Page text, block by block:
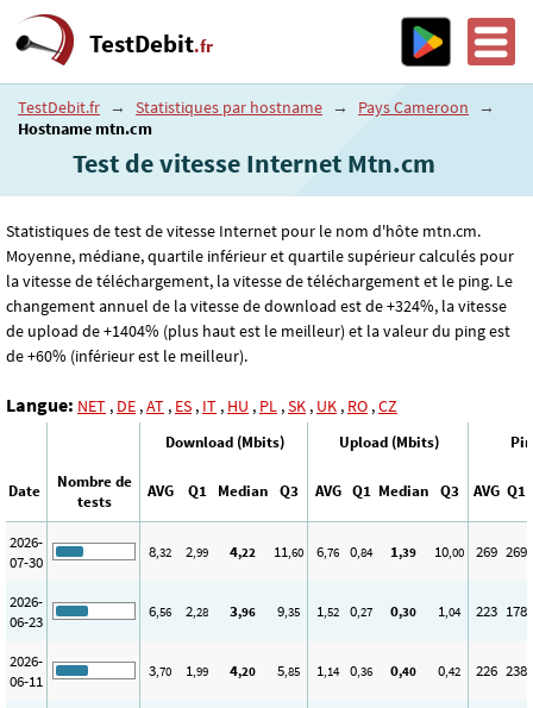
TestDebit.fr
TestDebit.fr → Statistiques par hostname → Pays Cameroon
→
Hostname mtn.cm
Test de vitesse Internet Mtn.cm
Statistiques de test de vitesse Internet pour le nom d'hôte mtn.cm.
Moyenne, médiane, quartile inférieur et quartile supérieur calculés pour
la vitesse de téléchargement, la vitesse de téléchargement et le ping. Le
changement annuel de la vitesse de download est de +324%, la vitesse
de upload de +1404% (plus haut est le meilleur) et la valeur du ping est
de +60% (inférieur est le meilleur).
Langue: NET , DE ,AT , ES , IT , HU , PL ,SK , UK , RO ,CZ
Download (Mbits) Upload (Mbits)
Date
Nombre de
tests
AVG Q1 Median Q3 AVG Q1 Median Q3 AVG Q1
2026-
07-30
8,32 2,99 4,22 11,60 6,76 0,84 1,39 10,00 269 269
2026-
06-23
6,56 2,28 3,96 9,35 1,52 0,27 0,30 1,04 223 178
2026-
06-11
3,70 1,99 4,20 5,85 1,14 0,36 0,40 0,42 226 238